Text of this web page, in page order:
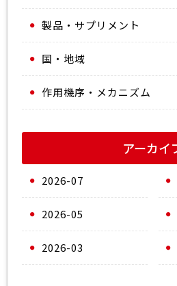
製品・サプリメント
国・地域
作用機序・メカニズム
アーカイ
2026-07
2026-05
2026-03